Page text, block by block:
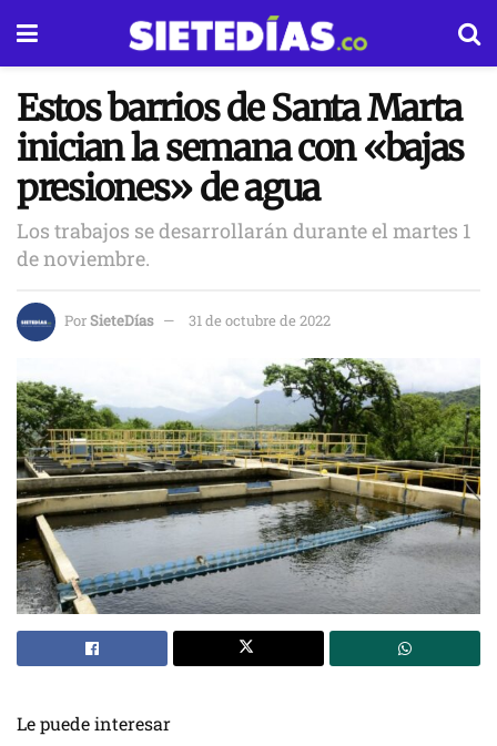
Estos barrios de Santa Marta
inician la semana con «bajas
presiones» de agua
Los trabajos se desarrollarán durante el martes 1
de noviembre.
PorSieteDías 31 de octubre de 2022
Le puede interesar